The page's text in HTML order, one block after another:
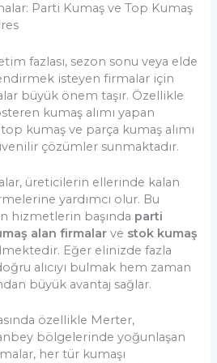
Parti Kumaş ve Top Kumaş
fazlası, sezon sonu veya elde
isteyen firmalar için
büyük önem taşır. Özellikle
kumaş alımı yapan
kumaş ve parça kumaş alımı
çözümler sunmaktadır.
üreticilerin ellerinde kalan
yardımcı olur. Bu
hizmetlerin başında parti
alan firmalar ve stok kumaş
Eğer elinizde fazla
alıcıyı bulmak hem zaman
büyük avantaj sağlar.
özellikle Merter,
bölgelerinde yoğunlaşan
her tür kumaşı